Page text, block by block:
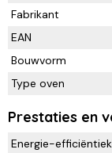
Fabrikant
EAN
Bouwvorm
Type oven
Prestaties en
Energie-